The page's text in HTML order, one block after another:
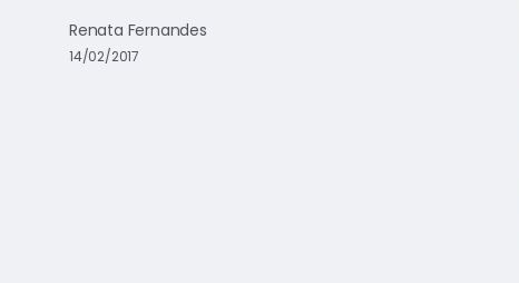
Renata Fernandes
14/02/2017